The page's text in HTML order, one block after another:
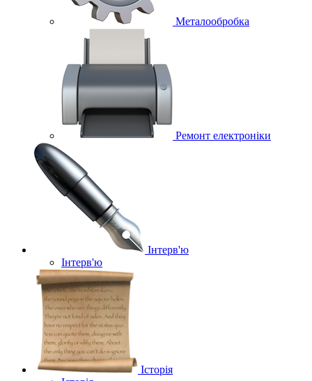
Металообробка
Ремонт електроніки
Інтерв'ю
Інтерв'ю
Історія